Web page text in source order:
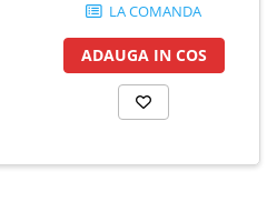
LA COMANDA
ADAUGA IN COS